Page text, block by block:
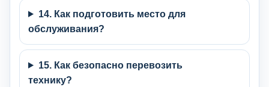
14. Как подготовить место для
обслуживания?
15. Как безопасно перевозить
технику?